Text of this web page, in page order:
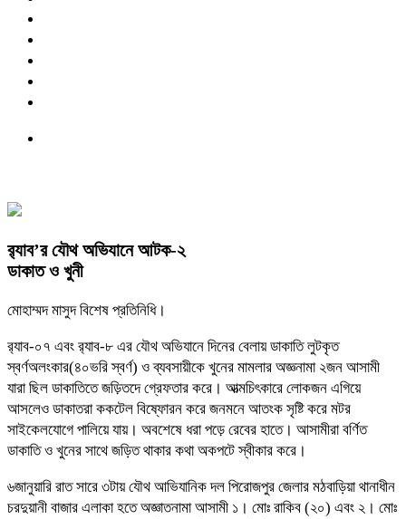
র‌্যাব’র যৌথ অভিযানে আটক-২
ডাকাত ও খুনী
মোহাম্মদ মাসুদ বিশেষ প্রতিনিধি।
র‌্যাব-০৭ এবং র‌্যাব-৮ এর যৌথ অভিযানে দিনের বেলায় ডাকাতি লুটকৃত
স্বর্ণঅলংকার(৪০ভরি স্বর্ণ) ও ব্যবসায়ীকে খুনের মামলার অজ্ঞনামা ২জন আসামী
যারা ছিল ডাকাতিতে জড়িতদে গ্রেফতার করে। আত্মচিৎকারে লোকজন এগিয়ে
আসলেও ডাকাতরা ককটেল বিষ্ফোরন করে জনমনে আতংক সৃষ্টি করে মটর
সাইকেলযোগে পালিয়ে যায়। অবশেষে ধরা পড়ে রেবের হাতে। আসামীরা বর্ণিত
ডাকাতি ও খুনের সাথে জড়িত থাকার কথা অকপটে স্বীকার করে।
৬জানুয়ারি রাত সারে ৩টায় যৌথ আভিযানিক দল পিরোজপুর জেলার মঠবাড়িয়া থানাধীন
চরদুয়ানী বাজার এলাকা হতে অজ্ঞাতনামা আসামী ১। মোঃ রাকিব (২০) এবং ২। মোঃ